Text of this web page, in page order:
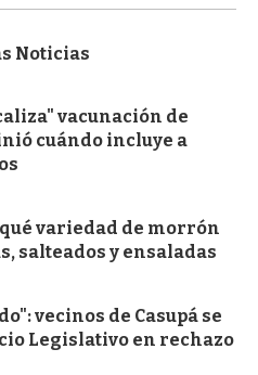
Noticias
vacunación de
cuándo incluye a
variedad de morrón
salteados y ensaladas
vecinos de Casupá se
Legislativo en rechazo